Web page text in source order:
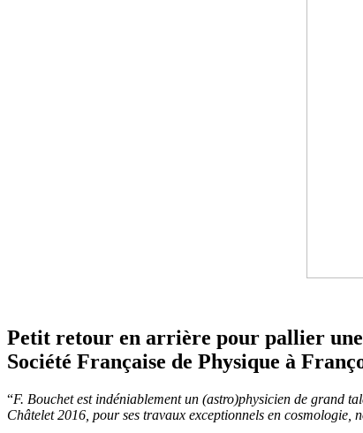
Petit retour en arrière pour pallier une
Société Française de Physique à
“F. Bouchet est indéniablement un (astro)physicien de grand
Châtelet 2016, pour ses travaux exceptionnels en